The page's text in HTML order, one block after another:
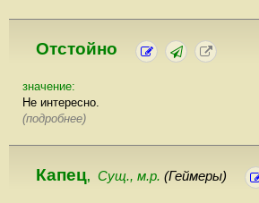
Отстойно
значение:
Не интересно.
(подробнее)
Капец, Сущ., м.р. (Геймеры)